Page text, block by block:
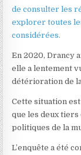
de consulter les
explorer toutes
considérées.
En 2020, Drancy
elle a lentement
détérioration de
Cette situation
que les deux
politiques de la
L’enquête a été